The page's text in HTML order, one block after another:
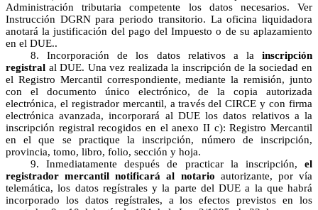
Administración tributaria competente los datos necesarios. Ver
Instrucción DGRN para periodo transitorio. La oficina liquidadora
anotará la justificación del pago del Impuesto o de su aplazamiento
en el DUE..
8. Incorporación de los datos relativos a la inscripción
registral al DUE. Una vez realizada la inscripción de la sociedad en
el Registro Mercantil correspondiente, mediante la remisión, junto
con el documento único electrónico, de la copia autorizada
electrónica, el registrador mercantil, a través del CIRCE y con firma
electrónica avanzada, incorporará al DUE los datos relativos a la
inscripción registral recogidos en el anexo II c): Registro Mercantil
en el que se practique la inscripción, número de inscripción,
provincia, tomo, libro, folio, sección y hoja.
9. Inmediatamente después de practicar la inscripción, el
registrador mercantil notificará al notario autorizante, por vía
telemática, los datos regístrales y la parte del DUE a la que habrá
incorporado los datos regístrales, a los efectos previstos en los